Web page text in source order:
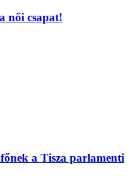
női csapat!
a Tisza parlamenti